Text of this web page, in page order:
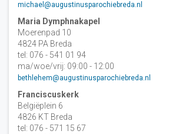
michael@augustinusparochiebreda.nl
Maria Dymphnakapel
Moerenpad 10
4824 PA Breda
tel: 076 - 541 01 94
ma/woe/vrij: 09:00 - 12:00
bethlehem@augustinusparochiebreda.nl
Franciscuskerk
Belgiëplein 6
4826 KT Breda
tel: 076 - 571 15 67